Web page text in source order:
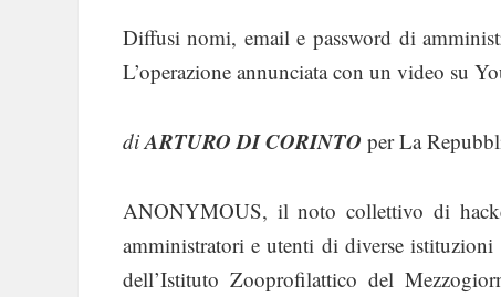
Diffusi nomi, email e password di
L’operazione annunciata con un video su
diARTURO DI CORINTO per La
ANONYMOUS, il noto collettivo di
amministratori e utenti di diverse
dell’Istituto Zooprofilattico del